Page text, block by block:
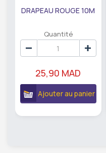
DRAPEAU ROUGE 10M
Quantité
25,90 MAD
Ajouter au panier